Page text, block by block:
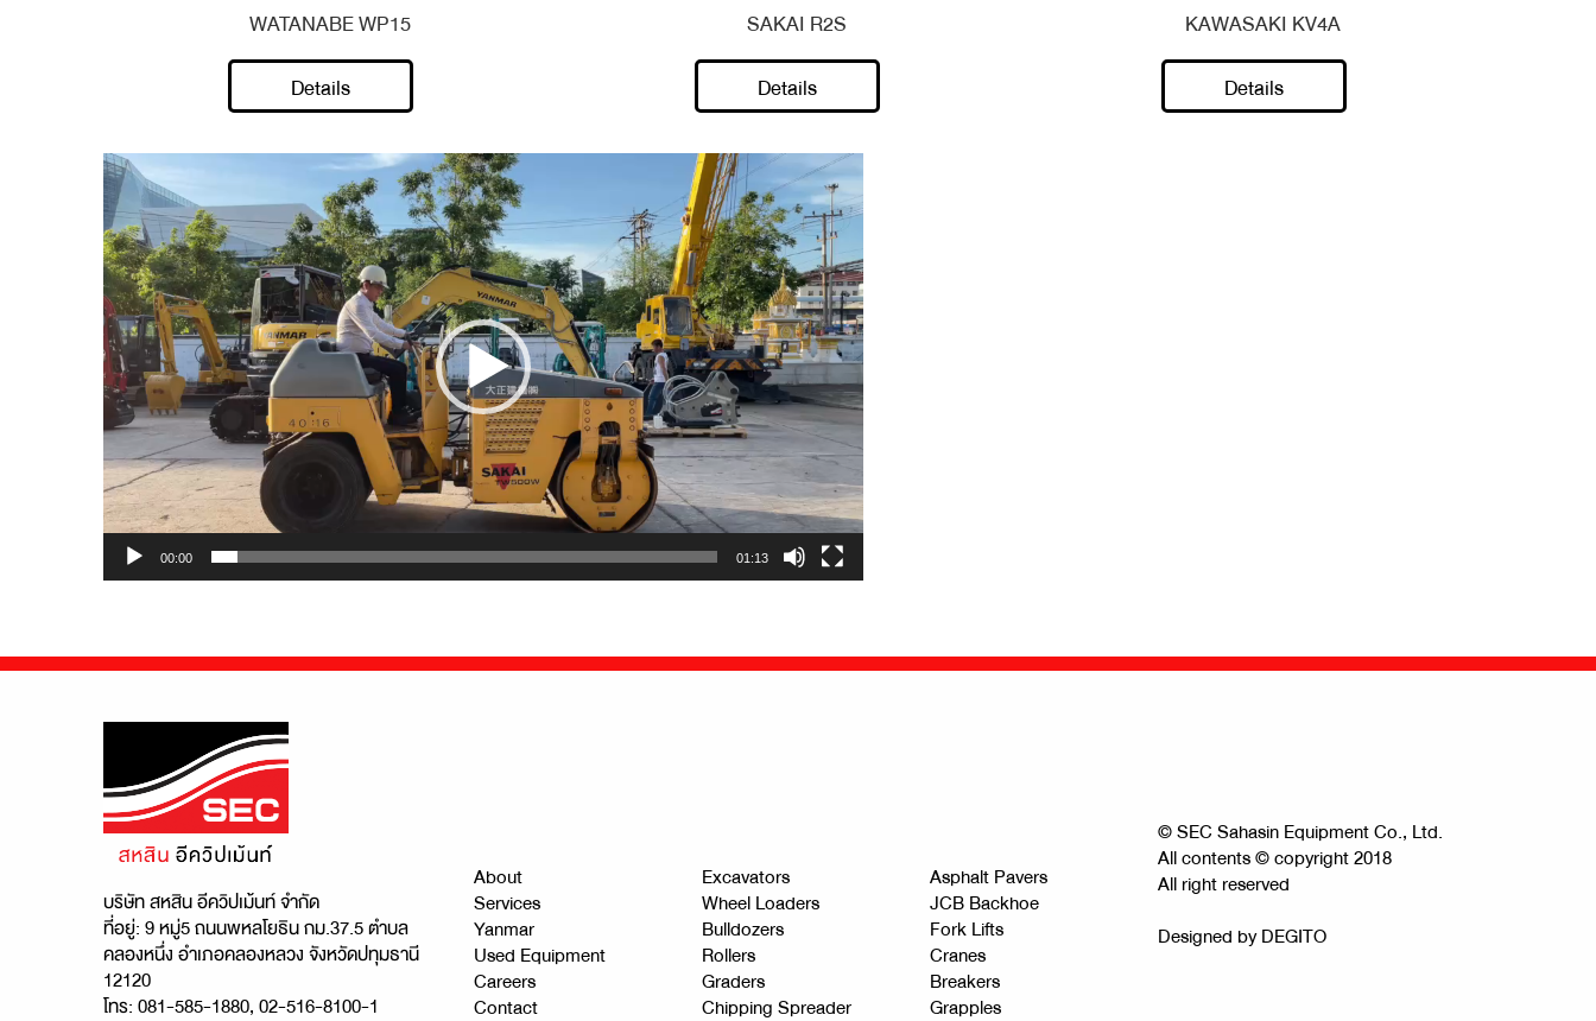
WATANABE WP15
Details
SAKAI R2S
Details
KAWASAKI KV4A
Details
Video
Player
00:00 01:13
บริษัท สหสิน อีควิปเม้นท์ จำกัด
ที่อยู่: 9 หมู่5 ถนนพหลโยธิน กม.37.5 ตำบล
คลองหนึ่ง อำเภอคลองหลวง จังหวัดปทุมธานี
12120
โทร: 081-585-1880, 02-516-8100-1
About
Services
Yanmar
Used Equipment
Careers
Contact
Excavators
Wheel Loaders
Bulldozers
Rollers
Graders
Chipping Spreader
Asphalt Pavers
JCB Backhoe
Fork Lifts
Cranes
Breakers
Grapples
© SEC Sahasin Equipment Co., Ltd.
All contents © copyright 2018
All right reserved
Designed byDEGITO